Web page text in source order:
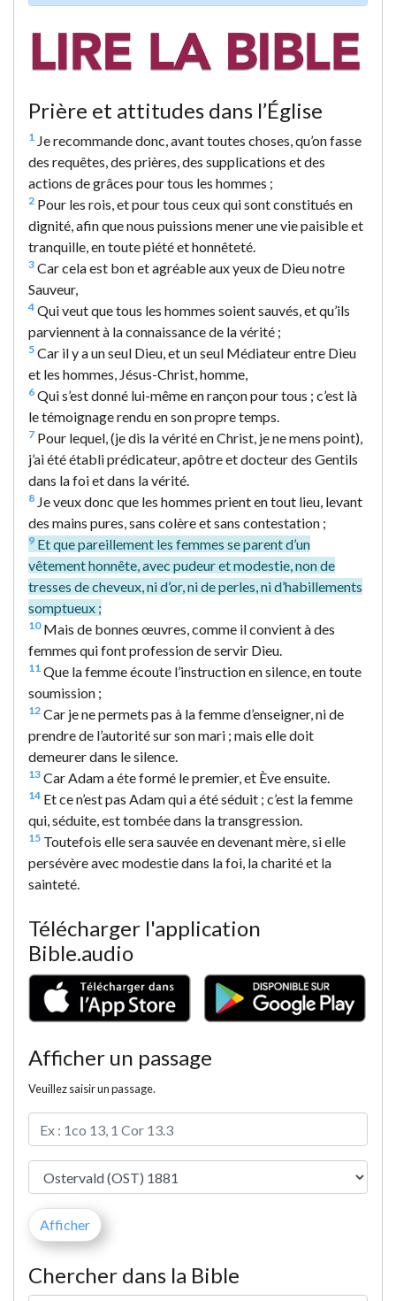
Prière et attitudes dans l’Église
1 Je recommande donc, avant toutes choses, qu’on fasse
des requêtes, des prières, des supplications et des
actions de grâces pour tous les hommes ;
2 Pour les rois, et pour tous ceux qui sont constitués en
dignité, afin que nous puissions mener une vie paisible et
tranquille, en toute piété et honnêteté.
3 Car cela est bon et agréable aux yeux de Dieu notre
Sauveur,
4 Qui veut que tous les hommes soient sauvés, et qu’ils
parviennent à la connaissance de la vérité ;
5 Car il y a un seul Dieu, et un seul Médiateur entre Dieu
et les hommes, Jésus-Christ, homme,
6 Qui s’est donné lui-même en rançon pour tous ; c’est là
le témoignage rendu en son propre temps.
7 Pour lequel, (je dis la vérité en Christ, je ne mens point),
j’ai été établi prédicateur, apôtre et docteur des Gentils
dans la foi et dans la vérité.
8 Je veux donc que les hommes prient en tout lieu, levant
des mains pures, sans colère et sans contestation ;
9 Et que pareillement les femmes se parent d’un
vêtement honnête, avec pudeur et modestie, non de
tresses de cheveux, ni d’or, ni de perles, ni d’habillements
somptueux ;
10Mais de bonnes œuvres, comme il convient à des
femmes qui font profession de servir Dieu.
11 Que la femme écoute l’instruction en silence, en toute
soumission ;
12 Car je ne permets pas à la femme d’enseigner, ni de
prendre de l’autorité sur son mari ; mais elle doit
demeurer dans le silence.
13 Car Adam a éte formé le premier, et Ève ensuite.
14 Et ce n’est pas Adam qui a été séduit ; c’est la femme
qui, séduite, est tombée dans la transgression.
15 Toutefois elle sera sauvée en devenant mère, si elle
persévère avec modestie dans la foi, la charité et la
sainteté.
Télécharger l'application
Bible.audio
Afficher un passage
Veuillez saisir un passage.
Chercher dans la Bible